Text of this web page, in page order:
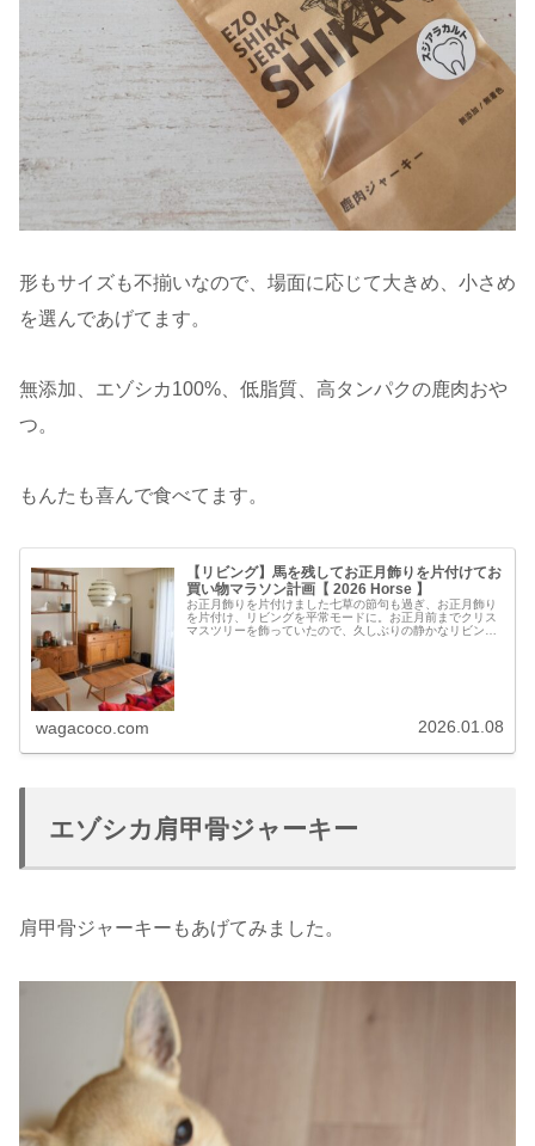
形もサイズも不揃いなので、場面に応じて大きめ、小さめ
を選んであげてます。
無添加、エゾシカ100%、低脂質、高タンパクの鹿肉おや
つ。
もんたも喜んで食べてます。
【リビング】馬を残してお正月飾りを片付けてお
買い物マラソン計画【 2026 Horse 】
お正月飾りを片付けました七草の節句も過ぎ、お正月飾り
を片付け、リビングを平常モードに。お正月前までクリス
マスツリーを飾っていたので、久しぶりの静かなリビング
wagacoco.com 2026.01.08
エゾシカ肩甲骨ジャーキー
肩甲骨ジャーキーもあげてみました。